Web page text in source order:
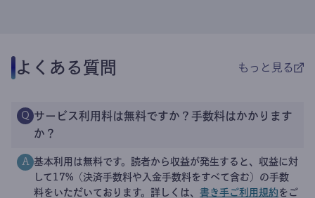
よくある質問 もっと見る
Q サービス利用料は無料ですか？手数料はかかります
か？
A 基本利用は無料です。読者から収益が発生すると、収益に対
して17%（決済手数料や入金手数料をすべて含む）の手数
料をいただいております。詳しくは、 書き手ご利用規約 をご